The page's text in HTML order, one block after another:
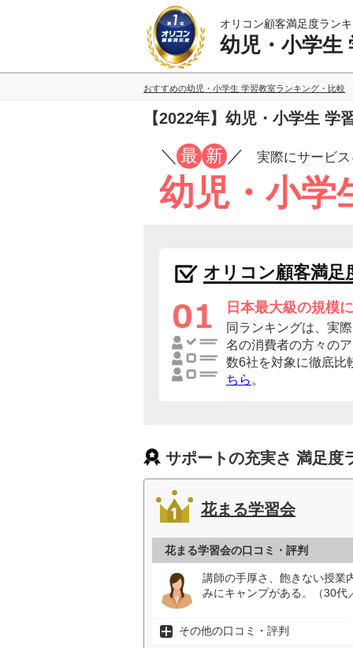
オリコン顧客満足度ラン
幼児・小学生
おすすめの幼児・小学生 学習教室ランキング・比較
【2022年】幼児・小学生
／ 最 新 ／ 実際にサービ
幼児・小学
オリコン顧客満足
日本最大級の規模
同ランキングは、実
名の消費者の方々の
数6社を対象に徹底比
ちら 。
サポートの充実さ 満足度
花まる学習会
花まる学習会の口コミ・評判
講師の手厚さ、飽きない授業
みにキャンプがある。（30代
その他の口コミ・評判